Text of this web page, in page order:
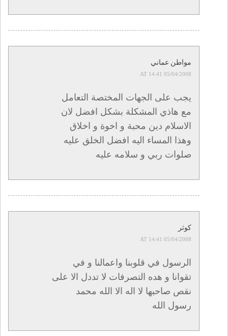
مواطن عماني
05/04/2008 AT 14:41
يجب على الجهات المختصة التعامل
مع هاذي المشكلة بشكل افضل لان
الاسلام دين محبة و اخوة و اخلاق
وهذا المساء اليه افضل الخلق عليه
صلوات ربي و سلامه عليه
كوثر
05/04/2008 AT 14:41
الرسول في قلوبنا واعمالنا و في
تقوانا و هده التصرفات لا تددل الا على
نقص صاحبها لا اله الا الله محمد
رسول الله